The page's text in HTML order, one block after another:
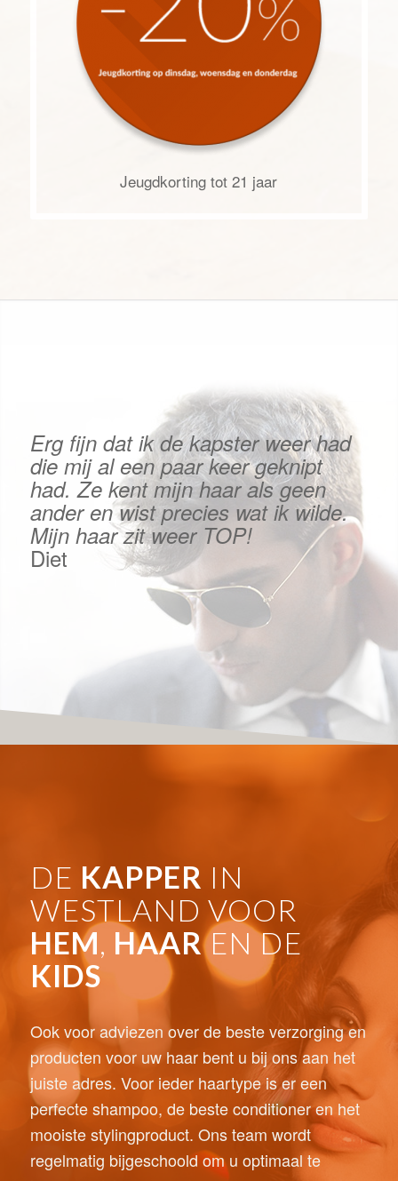
Jeugdkorting tot 21 jaar
Erg fijn dat ik de kapster weer had
die mij al een paar keer geknipt
had. Ze kent mijn haar als geen
ander en wist precies wat ik wilde.
Mijn haar zit weer TOP!
Diet
DE KAPPER IN
WESTLAND VOOR
HEM, HAAREN DE
KIDS
Ook voor adviezen over de beste verzorging en
producten voor uw haar bent u bij ons aan het
juiste adres. Voor ieder haartype is er een
perfecte shampoo, de beste conditioner en het
mooiste stylingproduct. Ons team wordt
regelmatig bijgeschoold om u optimaal te